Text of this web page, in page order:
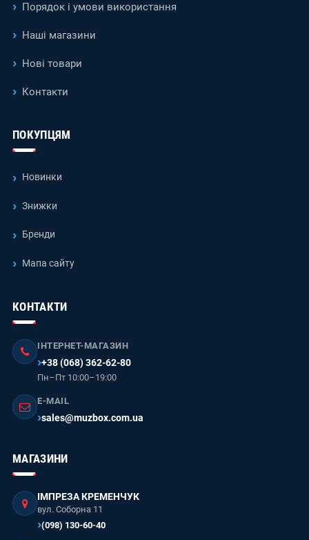
Порядок і умови використання
Наші магазини
Нові товари
Контакти
ПОКУПЦЯМ
Новинки
Знижки
Бренди
Мапа сайту
КОНТАКТИ
ІНТЕРНЕТ-МАГАЗИН
+38 (068) 362-62-80
Пн–Пт 10:00–19:00
E-MAIL
sales@muzbox.com.ua
МАГАЗИНИ
ІМПРЕЗА КРЕМЕНЧУК
вул. Соборна 11
(098) 130-60-40